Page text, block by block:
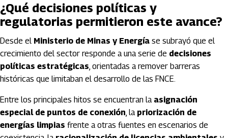
¿Qué decisiones políticas y
regulatorias permitieron este avance?
Desde el Ministerio de Minas y Energía se subrayó que el
crecimiento del sector responde a una serie de decisiones
políticas estratégicas, orientadas a remover barreras
históricas que limitaban el desarrollo de las FNCE.
Entre los principales hitos se encuentran la asignación
especial de puntos de conexión, la priorización de
energías limpias frente a otras fuentes en escenarios de